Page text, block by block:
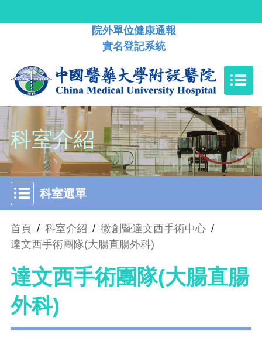
院外單位健康通報
實名登記系統
科室介紹
科室選單
首頁 / 科室介紹 / 微創暨達文西手術中心 /
達文西手術團隊(大腸直腸外科)
達文西手術團隊(大腸直腸
外科)